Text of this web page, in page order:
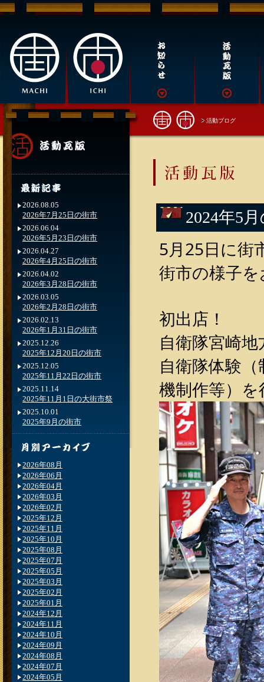
活動ブログ
2024年5
5月25日に街
街市の様子
初出店！
自衛隊宮崎
自衛隊体験
機制作等）
2026.08.05
2026年7月25日の街市
2026.06.04
2026年5月23日の街市
2026.04.27
2026年4月25日の街市
2026.04.02
2026年3月28日の街市
2026.03.05
2026年2月28日の街市
2026.02.13
2026年1月31日の街市
2025.12.26
2025年12月20日の街市
2025.12.05
2025年11月22日の街市
2025.11.14
2025年11月1日の大街市祭
2025.10.01
2025年9月の街市
2026年08月
2026年06月
2026年04月
2026年03月
2026年02月
2025年12月
2025年11月
2025年10月
2025年08月
2025年07月
2025年05月
2025年03月
2025年02月
2025年01月
2024年12月
2024年11月
2024年10月
2024年09月
2024年08月
2024年07月
2024年05月